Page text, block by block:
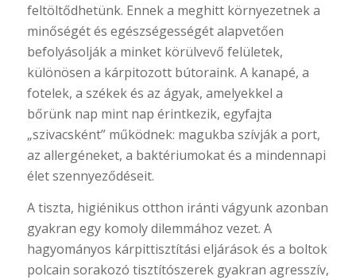
feltöltődhetünk. Ennek a meghitt környezetnek a
minőségét és egészségességét alapvetően
befolyásolják a minket körülvevő felületek,
különösen a kárpitozott bútoraink. A kanapé, a
fotelek, a székek és az ágyak, amelyekkel a
bőrünk nap mint nap érintkezik, egyfajta
„szivacsként” működnek: magukba szívják a port,
az allergéneket, a baktériumokat és a mindennapi
élet szennyeződéseit.
A tiszta, higiénikus otthon iránti vágyunk azonban
gyakran egy komoly dilemmához vezet. A
hagyományos kárpittisztítási eljárások és a boltok
polcain sorakozó tisztítószerek gyakran agresszív,